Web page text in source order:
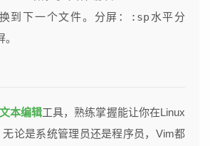
到下一个文件。分屏： :sp 水平分
文本编辑工具，熟练掌握能让你在Linux
论是系统管理员还是程序员，Vim都